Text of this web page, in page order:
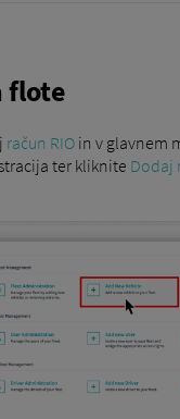
flote
račun RIOin v glavnem
ter kliknite Dodaj